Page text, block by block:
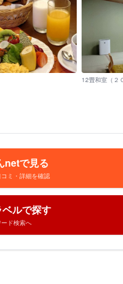
12畳和室（２
netで見る
ミ・詳細を確認
ルで探す
ド検索へ